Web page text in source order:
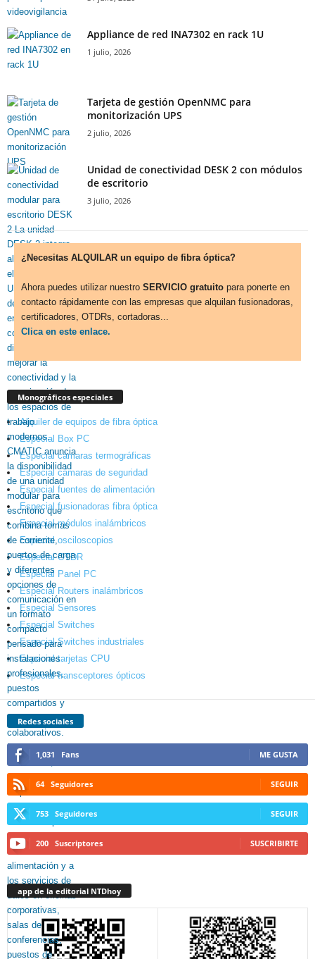
Appliance de red INA7302 en rack 1U
1 julio, 2026
Tarjeta de gestión OpenNMC para
monitorización UPS
2 julio, 2026
Unidad de conectividad DESK 2 con módulos
de escritorio
3 julio, 2026
¿Necesitas ALQUILAR un equipo de fibra óptica?
Ahora puedes utilizar nuestro SERVICIO gratuito para ponerte en
contacto rápidamente con las empresas que alquilan fusionadoras,
certificadores, OTDRs, cortadoras...
Clica en este enlace.
Monográficos especiales
Alquiler de equipos de fibra óptica
Especial Box PC
Especial cámaras termográficas
Especial cámaras de seguridad
Especial fuentes de alimentación
Especial fusionadoras fibra óptica
Especial módulos inalámbricos
Especial osciloscopios
Especial OTDR
Especial Panel PC
Especial Routers inalámbricos
Especial Sensores
Especial Switches
Especial Switches industriales
Especial tarjetas CPU
Especial transceptores ópticos
Redes sociales
1,031 Fans ME GUSTA
64 Seguidores SEGUIR
753 Seguidores SEGUIR
200 Suscriptores SUSCRIBIRTE
app de la editorial NTDhoy